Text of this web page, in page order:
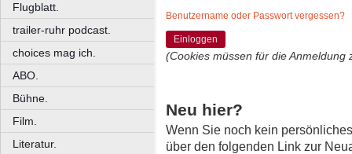
Flugblatt.
trailer-ruhr podcast.
choices mag ich.
ABO.
Bühne.
Film.
Literatur.
Benutzername oder Passwort vergessen?
Einloggen
(Cookies müssen für die Anmeldung
Neu hier?
Wenn Sie noch kein
über den folgenden Link zur